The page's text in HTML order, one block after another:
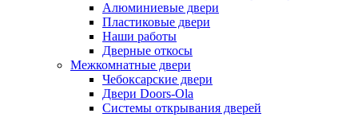
Алюминиевые двери
Пластиковые двери
Наши работы
Дверные откосы
Межкомнатные двери
Чебоксарские двери
Двери Doors-Ola
Системы открывания дверей